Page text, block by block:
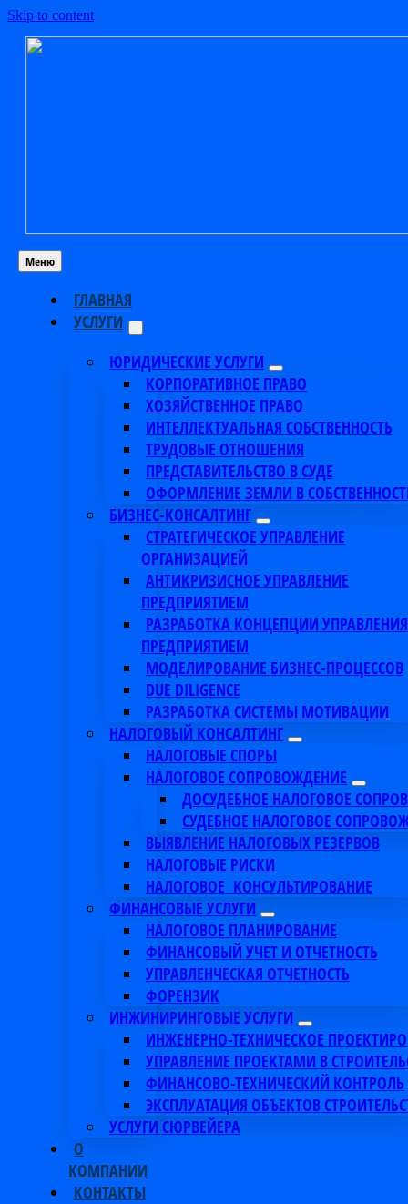
Skip to content
Меню
ГЛАВНАЯ
УСЛУГИ
ЮРИДИЧЕСКИЕ УСЛУГИ
КОРПОРАТИВНОЕ ПРАВО
ХОЗЯЙСТВЕННОЕ ПРАВО
ИНТЕЛЛЕКТУАЛЬНАЯ СОБСТВЕННОСТЬ
ТРУДОВЫЕ ОТНОШЕНИЯ
ПРЕДСТАВИТЕЛЬСТВО В СУДЕ
ОФОРМЛЕНИЕ ЗЕМЛИ В
БИЗНЕС-КОНСАЛТИНГ
СТРАТЕГИЧЕСКОЕ УПРАВЛЕНИЕ
ОРГАНИЗАЦИЕЙ
АНТИКРИЗИСНОЕ УПРАВЛЕНИЕ
ПРЕДПРИЯТИЕМ
РАЗРАБОТКА КОНЦЕПЦИИ УПРАВЛЕНИЯ
ПРЕДПРИЯТИЕМ
МОДЕЛИРОВАНИЕ БИЗНЕС-ПРОЦЕССОВ
DUE DILIGENCE
РАЗРАБОТКА СИСТЕМЫ МОТИВАЦИИ
НАЛОГОВЫЙ КОНСАЛТИНГ
НАЛОГОВЫЕ СПОРЫ
НАЛОГОВОЕ СОПРОВОЖДЕНИЕ
ДОСУДЕБНОЕ НАЛОГОВОЕ
СУДЕБНОЕ НАЛОГОВОЕ
ВЫЯВЛЕНИЕ НАЛОГОВЫХ РЕЗЕРВОВ
НАЛОГОВЫЕ РИСКИ
НАЛОГОВОЕ КОНСУЛЬТИРОВАНИЕ
ФИНАНСОВЫЕ УСЛУГИ
НАЛОГОВОЕ ПЛАНИРОВАНИЕ
ФИНАНСОВЫЙ УЧЕТ И ОТЧЕТНОСТЬ
УПРАВЛЕНЧЕСКАЯ ОТЧЕТНОСТЬ
ФОРЕНЗИК
ИНЖИНИРИНГОВЫЕ УСЛУГИ
ИНЖЕНЕРНО-ТЕХНИЧЕСКОЕ
УПРАВЛЕНИЕ ПРОЕКТАМИ В
ФИНАНСОВО-ТЕХНИЧЕСКИЙ КОНТРОЛЬ
ЭКСПЛУАТАЦИЯ ОБЪЕКТОВ
УСЛУГИ СЮРВЕЙЕРА
О
КОМПАНИИ
КОНТАКТЫ